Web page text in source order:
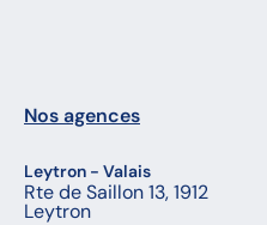
Nos agences
Leytron - Valais
Rte de Saillon 13, 1912
Leytron